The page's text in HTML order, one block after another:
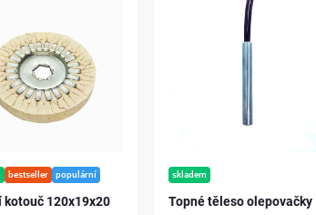
bestseller populární
kotouč 120x19x20
skladem
Topné těleso olepovačky